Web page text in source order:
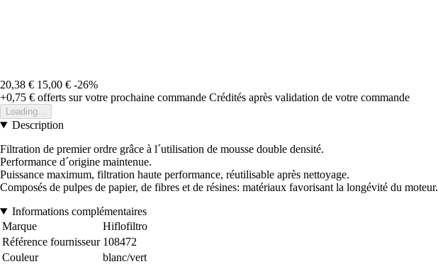
20,38 € 15,00 € -26%
+0,75 € offerts sur votre prochaine commande Crédités après validation de votre commande
Loading...
Description
Filtration de premier ordre grâce à l´utilisation de mousse double densité.
Performance d´origine maintenue.
Puissance maximum, filtration haute performance, réutilisable après nettoyage.
Composés de pulpes de papier, de fibres et de résines: matériaux favorisant la longévité du moteur.
Informations complémentaires
Marque
Hiflofiltro
Référence fournisseur 108472
Couleur
blanc/vert